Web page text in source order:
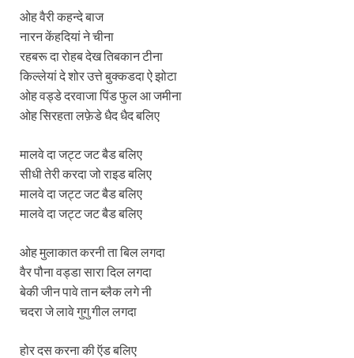
ओह वैरी कहन्दे बाज
नारन केंहदियां ने चीना
रहबरू दा रोहब देख तिबकान टीना
किल्लेयां दे शोर उत्ते बुक्कडदा ऐ झोटा
ओह वड्डे दरवाजा पिंड फुल आ जमीना
ओह सिरहता लफ़ेडे धैद धैद बलिए
मालवे दा जट्ट जट बैड बलिए
सीधी तेरी करदा जो राइड बलिए
मालवे दा जट्ट जट बैड बलिए
मालवे दा जट्ट जट बैड बलिए
ओह मुलाकात करनी ता बिल लगदा
वैर पौना वड्डा सारा दिल लगदा
बेकी जीन पावे तान ब्लैक लगे नी
चदरा जे लावे गुगु गील लगदा
होर दस करना की ऍड बलिए